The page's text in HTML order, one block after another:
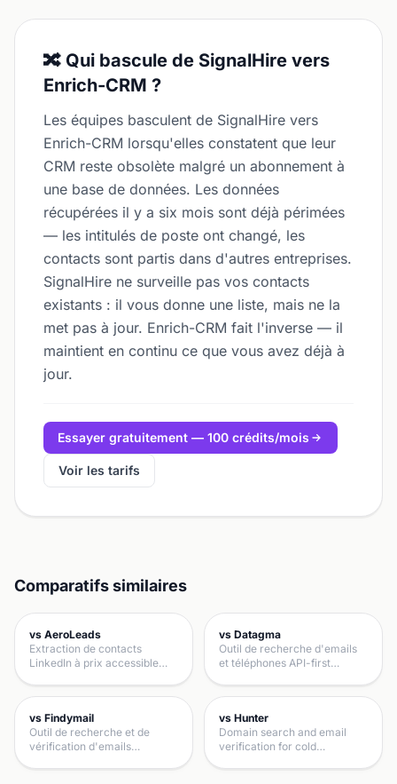
🔀 Qui bascule de SignalHire vers
Enrich-CRM ?
Les équipes basculent de SignalHire vers
Enrich-CRM lorsqu'elles constatent que leur
CRM reste obsolète malgré un abonnement à
une base de données. Les données
récupérées il y a six mois sont déjà périmées
— les intitulés de poste ont changé, les
contacts sont partis dans d'autres entreprises.
SignalHire ne surveille pas vos contacts
existants : il vous donne une liste, mais ne la
met pas à jour. Enrich-CRM fait l'inverse — il
maintient en continu ce que vous avez déjà à
jour.
Essayer gratuitement — 100 crédits/mois
Voir les tarifs
Comparatifs similaires
vs AeroLeads
Extraction de contacts
LinkedIn à prix accessible…
vs Datagma
Outil de recherche d'emails
et téléphones API-first…
vs Findymail
Outil de recherche et de
vérification d'emails…
vs Hunter
Domain search and email
verification for cold…